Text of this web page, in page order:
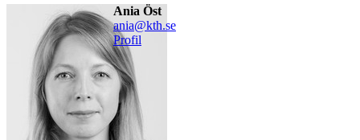
Ania Öst
ania@kth.se
Profil